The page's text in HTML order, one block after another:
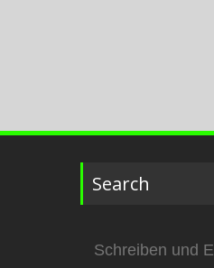
Search
nach: